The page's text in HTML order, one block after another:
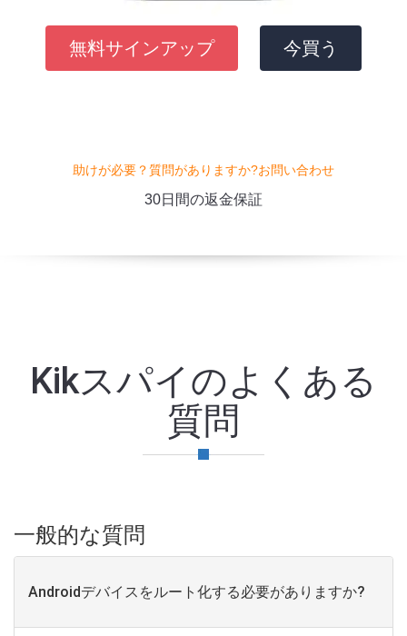
無料サインアップ 今買う
助けが必要？質問がありますか?お問い合わせ
30日間の返金保証
Kikスパイのよくある
質問
一般的な質問
Androidデバイスをルート化する必要がありますか?